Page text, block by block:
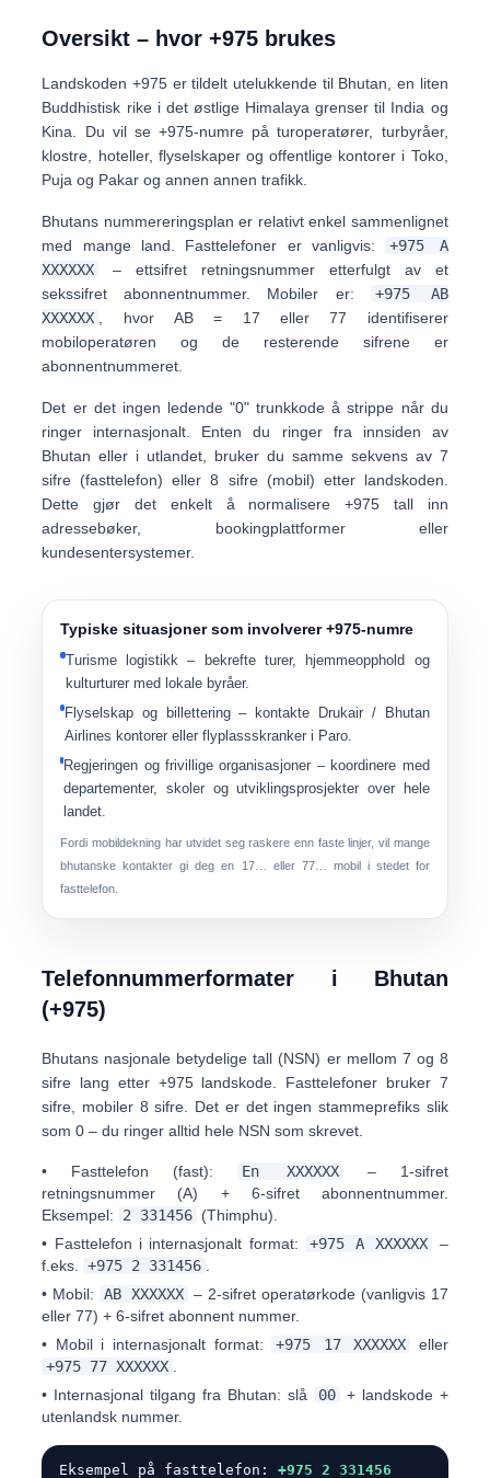
Oversikt – hvor +975 brukes
Landskoden+975 er tildelt utelukkende til Bhutan , en liten
Buddhistisk rike i det østlige Himalaya grenser til India og
Kina. Du vil se +975-numre påturoperatører, turbyråer,
klostre, hoteller, flyselskaper og offentlige kontorer i Toko,
Puja og Pakar og annen annen trafikk.
Bhutans nummereringsplan er relativt enkel sammenlignet
med mange land. Fasttelefoner er vanligvis:
+975 A
XXXXXX
– ettsifret retningsnummer etterfulgt av et
sekssifret abonnentnummer. Mobiler er:
+975 AB
XXXXXX
, hvorAB = 17 eller 77 identifiserer
mobiloperatøren og de resterende sifrene er
abonnentnummeret.
Det er det ingen ledende "0" trunkkode å strippe når du
ringer internasjonalt. Enten du ringer fra innsiden av
Bhutan eller i utlandet, bruker du samme sekvens av 7
sifre (fasttelefon) eller 8 sifre (mobil) etter landskoden.
Dette gjør det enkelt å normalisere +975 tall inn
adressebøker, bookingplattformer eller
kundesentersystemer.
Typiske situasjoner som involverer +975-numre
Turisme logistikk– bekrefte turer, hjemmeopphold og
kulturturer med lokale byråer.
Flyselskap og billettering– kontakte Drukair / Bhutan
Airlines kontorer eller flyplassskranker i Paro.
Regjeringen og frivillige organisasjoner – koordinere med
departementer, skoler og utviklingsprosjekter over hele
landet.
Fordi mobildekning har utvidet seg raskere enn faste linjer, vil mange
bhutanske kontakter gi deg en
17… eller 77… mobili stedet for
fasttelefon.
Telefonnummerformater i Bhutan
(+975)
Bhutans nasjonale betydelige tall (NSN) er mellom 7 og 8
sifre lang etter +975 landskode. Fasttelefoner bruker 7
sifre, mobiler 8 sifre. Det er det ingen stammeprefiksslik
som 0 – du ringer alltid hele NSN som skrevet.
• Fasttelefon (fast): En XXXXXX
– 1-sifret
retningsnummer (A) + 6-sifret abonnentnummer.
Eksempel:
2 331456 (Thimphu).
• Fasttelefon i internasjonalt format: +975 A XXXXXX
–
f.eks.
+975 2 331456
• Mobil: AB XXXXXX – 2-sifret operatørkode (vanligvis 17
eller77) + 6-sifret abonnent nummer.
• Mobil i internasjonalt format: +975 17 XXXXXX
eller
+975 77 XXXXXX
• Internasjonal tilgang fra Bhutan: slå 00
+ landskode +
utenlandsk nummer.
Eksempel på fasttelefon:+975 2 331456